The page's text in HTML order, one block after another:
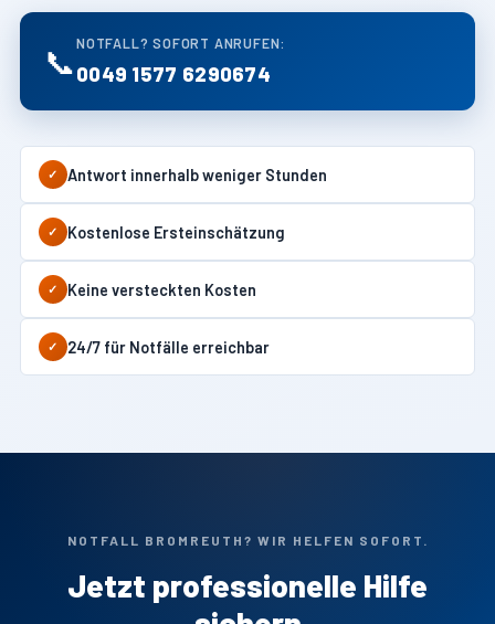
📞 NOTFALL? SOFORT ANRUFEN:
0049 1577 6290674
✓ Antwort innerhalb weniger Stunden
✓ Kostenlose Ersteinschätzung
✓ Keine versteckten Kosten
✓ 24/7 für Notfälle erreichbar
NOTFALL BROMREUTH? WIR HELFEN SOFORT.
Jetzt professionelle Hilfe